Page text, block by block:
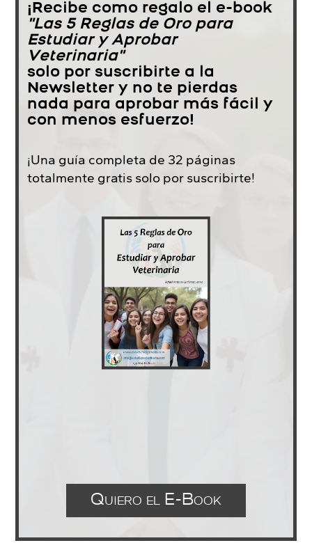
¡Recibe como regalo el e-book
"Las 5 Reglas de Oro para
Estudiar y Aprobar
Veterinaria"
solo por suscribirte a la
Newsletter y no te pierdas
nada para aprobar más fácil y
con menos esfuerzo!
¡Una guía completa de 32 páginas
totalmente gratis solo por suscribirte!
Quiero el E-Book